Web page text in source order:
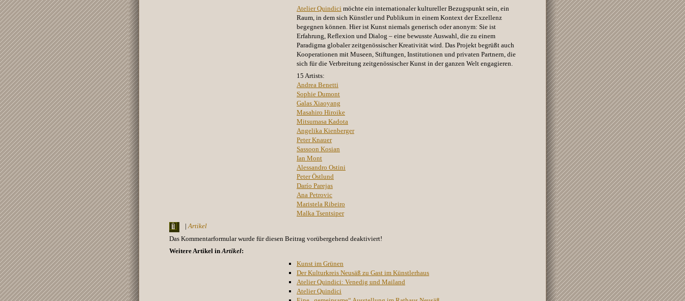
Atelier Quindici möchte ein internationaler kultureller Bezugspunkt sein, ein
Raum, in dem sich Künstler und Publikum in einem Kontext der Exzellenz
begegnen können. Hier ist Kunst niemals generisch oder anonym: Sie ist
Erfahrung, Reflexion und Dialog – eine bewusste Auswahl, die zu einem
Paradigma globaler zeitgenössischer Kreativität wird. Das Projekt begrüßt auch
Kooperationen mit Museen, Stiftungen, Institutionen und privaten Partnern, die
sich für die Verbreitung zeitgenössischerKunst in der ganzen Welt engagieren.
15 Artists:
Andrea Benetti
Sophie Dumont
Galas Xiaoyang
Masahiro Hiroike
Mitsumasa Kadota
Angelika Kienberger
Peter Knauer
Sassoon Kosian
Ian Mont
Alessandro Ostini
Peter Östlund
Darío Parejas
Ana Petrovic
Maristela Ribeiro
Malka Tsentsiper
| Artikel
Das Kommentarformular wurde für diesen Beitrag vorübergehend deaktiviert!
Weitere Artikel inArtikel:
Kunst im Grünen
Der Kulturkreis Neusäß zu Gast im Künstlerhaus
Atelier Quindici: Venedig und Mailand
Atelier Quindici